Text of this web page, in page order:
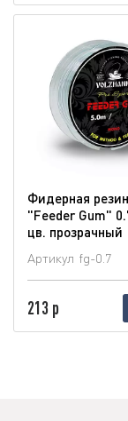
Фидерная
"Feeder Gum"
цв. прозрачный
Артикул fg-0.7
213 р